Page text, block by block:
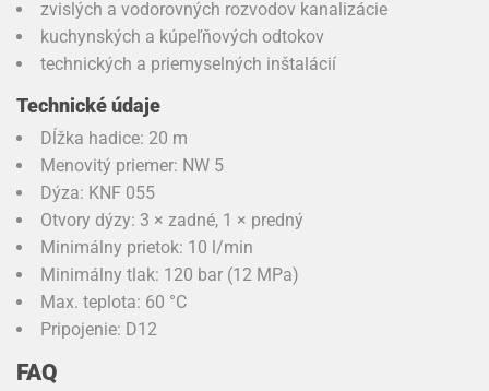
zvislých a vodorovných rozvodov kanalizácie
kuchynských a kúpeľňových odtokov
technických a priemyselných inštalácií
Technické údaje
Dĺžka hadice: 20 m
Menovitý priemer: NW 5
Dýza: KNF 055
Otvory dýzy: 3 × zadné, 1 × predný
Minimálny prietok: 10 l/min
Minimálny tlak: 120 bar (12 MPa)
Max. teplota: 60 °C
Pripojenie: D12
FAQ